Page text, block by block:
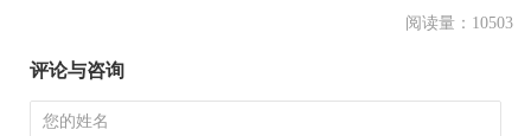
阅读量：10503
评论与咨询